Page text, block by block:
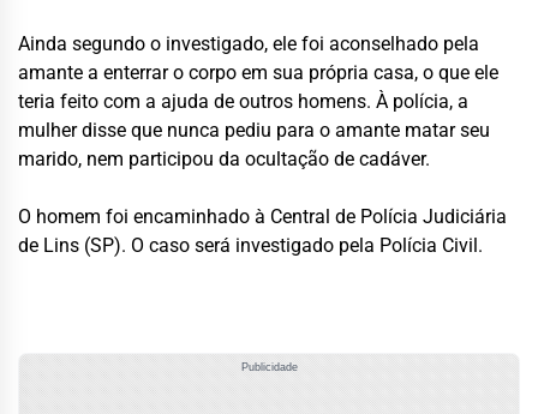
Ainda segundo o investigado, ele foi aconselhado pela
amante a enterrar o corpo em sua própria casa, o que ele
teria feito com a ajuda de outros homens. À polícia, a
mulher disse que nunca pediu para o amante matar seu
marido, nem participou da ocultação de cadáver.
O homem foi encaminhado à Central de Polícia Judiciária
de Lins (SP). O caso será investigado pela Polícia Civil.
Publicidade